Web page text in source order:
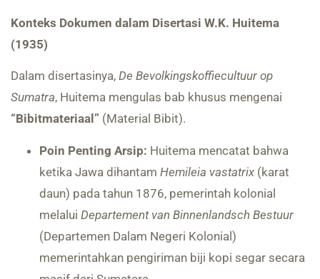
Konteks Dokumen dalam Disertasi W.K. Huitema
(1935)
Dalam disertasinya, De Bevolkingskoffiecultuur op
Sumatra, Huitema mengulas bab khusus mengenai
“Bibitmateriaal” (Material Bibit).
Poin Penting Arsip: Huitema mencatat bahwa
ketika Jawa dihantam Hemileia vastatrix (karat
daun) pada tahun 1876, pemerintah kolonial
melalui Departement van Binnenlandsch Bestuur
(Departemen Dalam Negeri Kolonial)
memerintahkan pengiriman biji kopi segar secara